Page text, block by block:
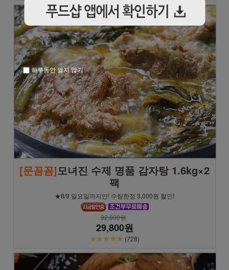
[문꼼꼼]모녀진 수제 명품 감자탕 1.6kg×2
팩
★8/9 일요일까지만! 수량한정 3,000원 할인!
32,800원
29,800원
★★★★★ (728)
하루동안 열지 않기